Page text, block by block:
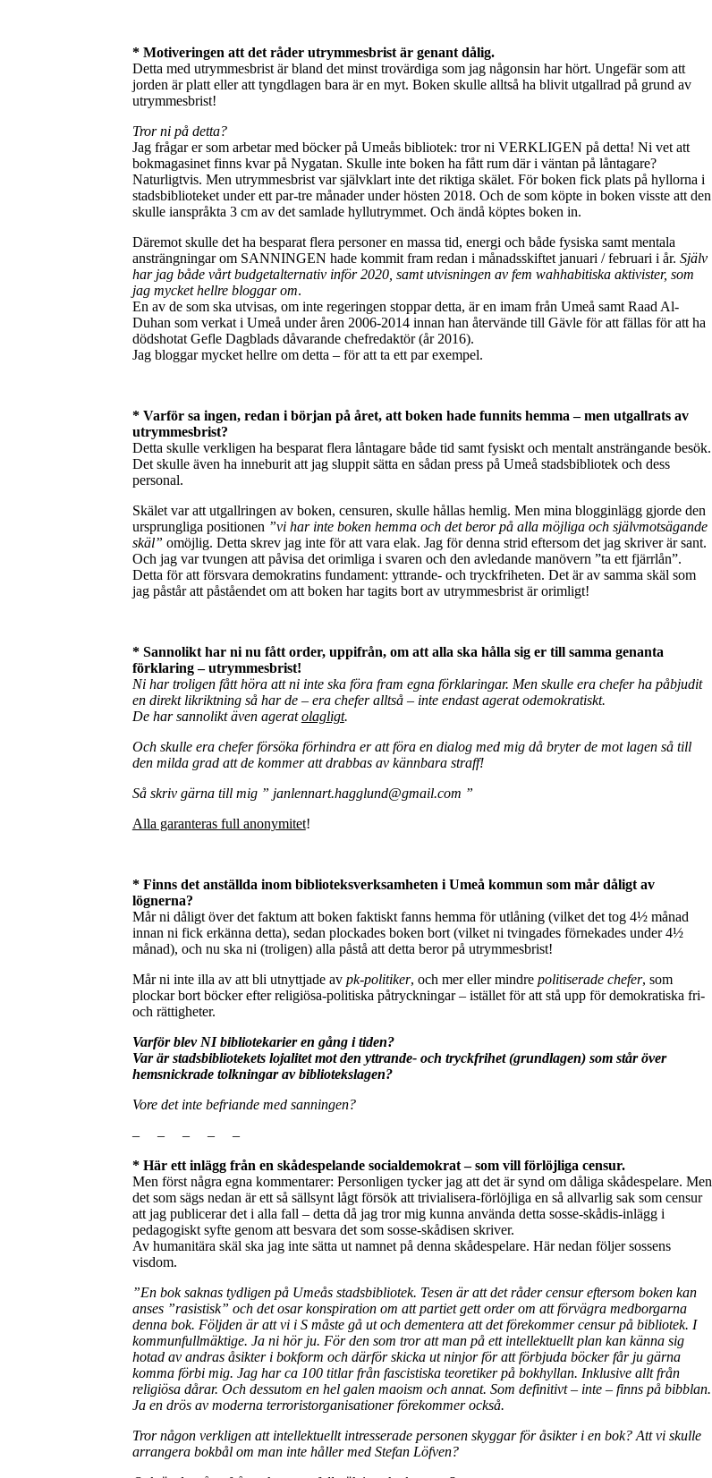
* Motiveringen att det råder utrymmesbrist är genant dålig.
Detta med utrymmesbrist är bland det minst trovärdiga som jag någonsin har hört. Ungefär som att
jorden är platt eller att tyngdlagen bara är en myt. Boken skulle alltså ha blivit utgallrad på grund av
utrymmesbrist!
Tror ni på detta?
Jag frågar er som arbetar med böcker på Umeås bibliotek: tror ni VERKLIGEN på detta! Ni vet att
bokmagasinet finns kvar på Nygatan. Skulle inte boken ha fått rum där i väntan på låntagare?
Naturligtvis. Men utrymmesbrist var självklart inte det riktiga skälet. För boken fick plats på hyllorna i
stadsbiblioteket under ett par-tre månader under hösten 2018. Och de som köpte in boken visste att den
skulle ianspråkta 3 cm av det samlade hyllutrymmet. Och ändå köptes boken in.
Däremot skulle det ha besparat flera personer en massa tid, energi och både fysiska samt mentala
ansträngningar om SANNINGEN hade kommit fram redan i månadsskiftet januari / februari i år. Själv
har jag både vårt budgetalternativ inför 2020, samt utvisningen av fem wahhabitiska aktivister, som
jag mycket hellre bloggar om.
En av de som ska utvisas, om inte regeringen stoppar detta, är en imam från Umeå samt Raad Al-
Duhan som verkat i Umeå under åren 2006-2014 innan han återvände till Gävle för att fällas för att ha
dödshotat Gefle Dagblads dåvarande chefredaktör (år 2016).
Jag bloggar mycket hellre om detta – för att ta ett par exempel.
* Varför sa ingen, redan i början på året, att boken hade funnits hemma – men utgallrats av
utrymmesbrist?
Detta skulle verkligen ha besparat flera låntagare både tid samt fysiskt och mentalt ansträngande besök.
Det skulle även ha inneburit att jag sluppit sätta en sådan press på Umeå stadsbibliotek och dess
personal.
Skälet var att utgallringen av boken, censuren, skulle hållas hemlig. Men mina blogginlägg gjorde den
ursprungliga positionen ”vi har inte boken hemma och det beror på alla möjliga och självmotsägande
skäl” omöjlig. Detta skrev jag inte för att vara elak. Jag för denna strid eftersom det jag skriver är sant.
Och jag var tvungen att påvisa det orimliga i svaren och den avledande manövern ”ta ett fjärrlån”.
Detta för att försvara demokratins fundament: yttrande- och tryckfriheten. Det är av samma skäl som
jag påstår att påståendet om att boken har tagits bort av utrymmesbrist är orimligt!
* Sannolikt har ni nu fått order, uppifrån, om att alla ska hålla sig er till samma genanta
förklaring – utrymmesbrist!
Ni har troligen fått höra att ni inte ska föra fram egna förklaringar. Men skulle era chefer ha påbjudit
en direkt likriktning så har de – era chefer alltså – inte endast agerat odemokratiskt.
De har sannolikt även ageratolagligt.
Och skulle era chefer försöka förhindra er att föra en dialog med mig då bryter de mot lagen så till
den milda grad att de kommer att drabbas av kännbara straff!
Så skriv gärna till mig ” janlennart.hagglund@gmail.com ”
Alla garanteras full anonymitet!
* Finns det anställda inom biblioteksverksamheten i Umeå kommun som mår dåligt av
lögnerna?
Mår ni dåligt över det faktum att boken faktiskt fanns hemma för utlåning (vilket det tog 4½ månad
innan ni fick erkänna detta), sedan plockades boken bort (vilket ni tvingades förnekades under 4½
månad), och nu ska ni (troligen) alla påstå att detta beror på utrymmesbrist!
Mår ni inte illa av att bli utnyttjade av pk-politiker, och mer eller mindre politiserade chefer, som
plockar bort böcker efter religiösa-politiska påtryckningar – istället för att stå upp för demokratiska fri-
och rättigheter.
Varför blev NI bibliotekarier en gång i tiden?
Var är stadsbibliotekets lojalitet mot den yttrande- och tryckfrihet (grundlagen) som står över
hemsnickrade tolkningar av bibliotekslagen?
Vore det inte befriande med sanningen?
– – – – –
* Här ett inlägg från en skådespelande socialdemokrat – som vill förlöjliga censur.
Men först några egna kommentarer: Personligen tycker jag att det är synd om dåliga skådespelare. Men
det som sägs nedan är ett så sällsynt lågt försök att trivialisera-förlöjliga en så allvarlig sak som censur
att jag publicerar det i alla fall – detta då jag tror mig kunna använda detta sosse-skådis-inlägg i
pedagogiskt syfte genom att besvara det som sosse-skådisen skriver.
Av humanitära skäl ska jag inte sätta ut namnet på denna skådespelare. Här nedan följer sossens
visdom.
”En bok saknas tydligen på Umeås stadsbibliotek. Tesen är att det råder censur eftersom boken kan
anses ”rasistisk” och det osar konspiration om att partiet gett order om att förvägra medborgarna
denna bok. Följden är att vi i S måste gå ut och dementera att det förekommer censur på bibliotek. I
kommunfullmäktige. Ja ni hör ju. För den som tror att man på ett intellektuellt plan kan känna sig
hotad av andras åsikter i bokform och därför skicka ut ninjor för att förbjuda böcker får ju gärna
komma förbi mig. Jag har ca 100 titlar från fascistiska teoretiker på bokhyllan. Inklusive allt från
religiösa dårar. Och dessutom en hel galen maoism och annat. Som definitivt – inte – finns på bibblan.
Ja en drös av moderna terroristorganisationer förekommer också.
Tror någon verkligen att intellektuellt intresserade personen skyggar för åsikter i en bok? Att vi skulle
arrangera bokbål om man inte håller med Stefan Löfven?